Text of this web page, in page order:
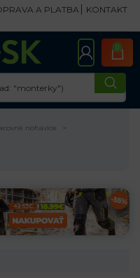
A PLATBA KONTAKT
0
nohavice